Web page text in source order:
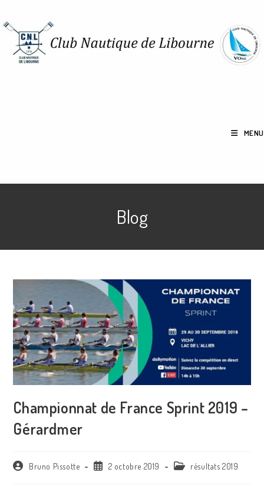
MENU
Blog
Championnat de France Sprint 2019 –
Gérardmer
Bruno Pissotte 2 octobre 2019 résultats 2019